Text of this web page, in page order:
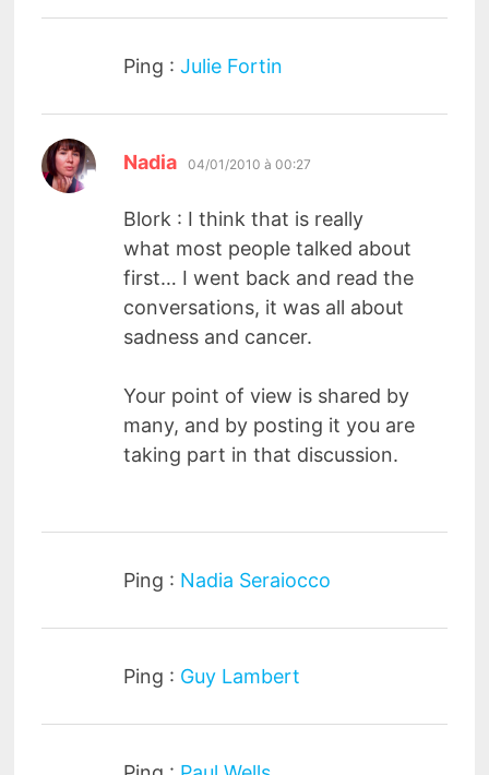
Ping : Julie Fortin
Nadia dit :
04/01/2010 à 00:27
Blork : I think that is really
what most people talked about
first… I went back and read the
conversations, it was all about
sadness and cancer.
Your point of view is shared by
many, and by posting it you are
taking part in that discussion.
Ping : Nadia Seraiocco
Ping : Guy Lambert